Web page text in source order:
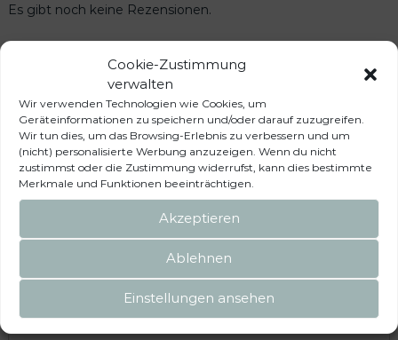
Cookie-Zustimmung
verwalten
Wir verwenden Technologien wie Cookies, um
Geräteinformationen zu speichern und/oder darauf zuzugreifen.
Wir tun dies, um das Browsing-Erlebnis zu verbessern und um
(nicht) personalisierte Werbung anzuzeigen. Wenn du nicht
zustimmst oder die Zustimmung widerrufst, kann dies bestimmte
Merkmale und Funktionen beeinträchtigen.
Akzeptieren
Ablehnen
Einstellungen ansehen
Es gibt noch keine Rezensionen.
Schreibe die erste Rezension für „Original Skoda Lackspray-
Set Pazifik Blau 3T0050200 F5A“
Deine E-Mail-Adresse wird nicht veröffentlicht. Erforderliche
Felder sind mit* markiert
Deine Bewertung*
Deine Rezension*
Name*